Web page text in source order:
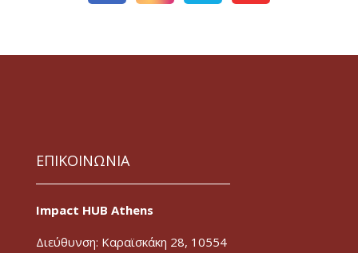
ΕΠΙΚΟΙΝΩΝΙΑ
Impact HUB Athens
Διεύθυνση: Καραϊσκάκη 28, 10554